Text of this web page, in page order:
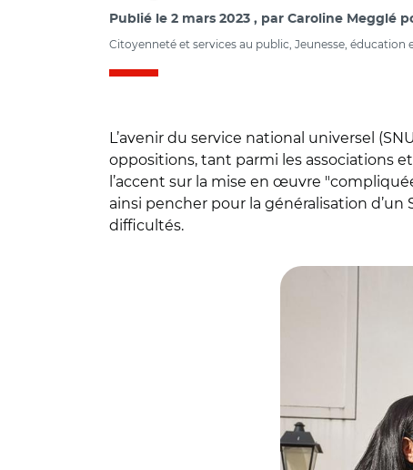
Publié le 2 mars 2023 par Caroline Megglé
Citoyenneté et services au public, Jeunesse, éducation
L’avenir du service national universel
oppositions, tant parmi les associations
l’accent sur la mise en œuvre
ainsi pencher pour la généralisation
difficultés.